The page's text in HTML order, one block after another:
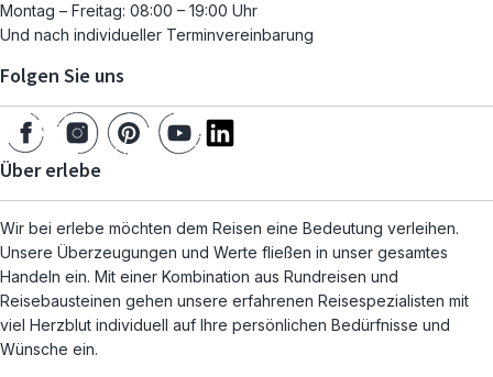
Montag – Freitag: 08:00 – 19:00 Uhr
Und nach individueller Terminvereinbarung
Folgen Sie uns
Über erlebe
Wir bei erlebe möchten dem Reisen eine Bedeutung verleihen.
Unsere Überzeugungen und Werte fließen in unser gesamtes
Handeln ein. Mit einer Kombination aus Rundreisen und
Reisebausteinen gehen unsere erfahrenen Reisespezialisten mit
viel Herzblut individuell auf Ihre persönlichen Bedürfnisse und
Wünsche ein.